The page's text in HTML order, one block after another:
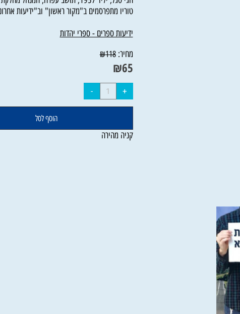
טוריו מתפרסמים ב"מקור ראשון" וב"ידיעות אחרונות"
ידיעות ספרים - ספרי יהדות
מחיר:
₪118
₪